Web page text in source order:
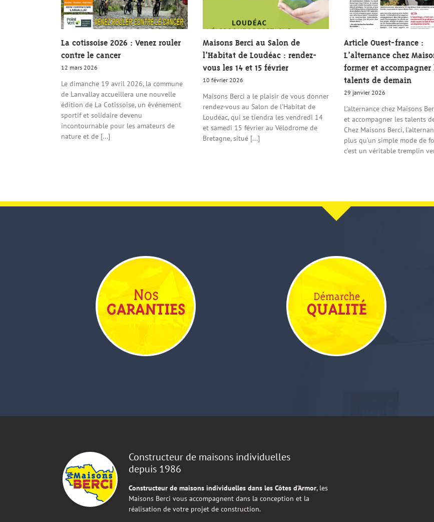
La cotissoise 2026 : Venez rouler
contre le cancer
12 mars 2026
Le dimanche 19 avril 2026, la commune
de Lanvallay accueillera une nouvelle
édition de La Cotissoise, un événement
sportif et solidaire devenu
incontournable pour les amateurs de
nature et de [...]
Maisons Berci au Salon de
l’Habitat de Loudéac : rendez-
vous les 14 et 15 février
10 février 2026
Maisons Berci a le plaisir de vous donner
rendez-vous au Salon de l’Habitat de
Loudéac, qui se tiendra les vendredi 14
et samedi 15 février au Vélodrome de
Bretagne, situé [...]
Article Ouest-france :
L’alternance chez
former et accompagner
talents de demain
29 janvier 2026
L’alternance chez Maisons
et accompagner les talents
Chez Maisons Berci,
plus qu’un simple mode de
c’est un véritable tremplin
Constructeur de maisons individuelles
depuis 1986
Constructeur de maisons individuelles dans les Côtes d’Armor, les
Maisons Berci vous accompagnent dans la conception et la
réalisation de votre projet de construction.